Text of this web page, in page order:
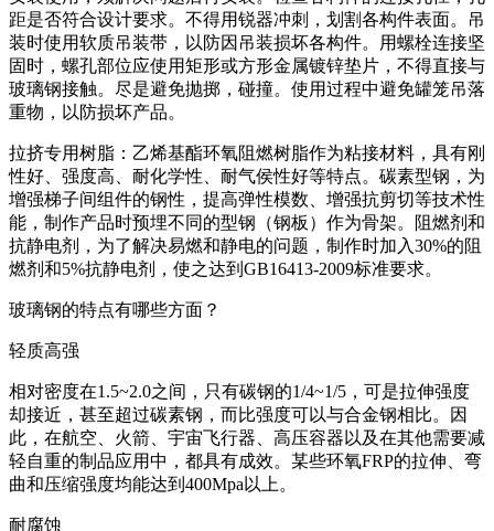
距是否符合设计要求。不得用锐器冲刺，划割各构件表面。吊
装时使用软质吊装带，以防因吊装损坏各构件。用螺栓连接坚
固时，螺孔部位应使用矩形或方形金属镀锌垫片，不得直接与
玻璃钢接触。尽是避免抛掷，碰撞。使用过程中避免罐笼吊落
重物，以防损坏产品。
拉挤专用树脂：乙烯基酯环氧阻燃树脂作为粘接材料，具有刚
性好、强度高、耐化学性、耐气侯性好等特点。碳素型钢，为
增强梯子间组件的钢性，提高弹性模数、增强抗剪切等技术性
能，制作产品时预埋不同的型钢（钢板）作为骨架。阻燃剂和
抗静电剂，为了解决易燃和静电的问题，制作时加入30%的阻
燃剂和5%抗静电剂，使之达到GB16413-2009标准要求。
玻璃钢的特点有哪些方面？
轻质高强
相对密度在1.5~2.0之间，只有碳钢的1/4~1/5，可是拉伸强度
却接近，甚至超过碳素钢，而比强度可以与合金钢相比。因
此，在航空、火箭、宇宙飞行器、高压容器以及在其他需要减
轻自重的制品应用中，都具有成效。某些环氧FRP的拉伸、弯
曲和压缩强度均能达到400Mpa以上。
耐腐蚀